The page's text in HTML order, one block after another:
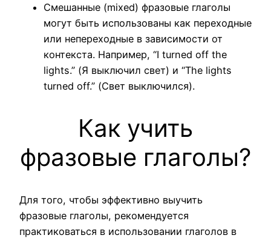
Смешанные (mixed) фразовые глаголы
могут быть использованы как переходные
или непереходные в зависимости от
контекста. Например, “I turned off the
lights.” (Я выключил свет) и “The lights
turned off.” (Свет выключился).
Как учить
фразовые глаголы?
Для того, чтобы эффективно выучить
фразовые глаголы, рекомендуется
практиковаться в использовании глаголов в